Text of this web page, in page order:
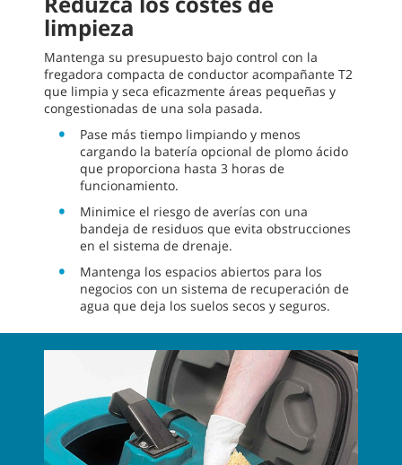
limpieza
Mantenga su presupuesto bajo control con la
fregadora compacta de conductor acompañante T2
que limpia y seca eficazmente áreas pequeñas y
congestionadas de una sola pasada.
Pase más tiempo limpiando y menos
cargando la batería opcional de plomo ácido
que proporciona hasta 3 horas de
funcionamiento.
Minimice el riesgo de averías con una
bandeja de residuos que evita obstrucciones
en el sistema de drenaje.
Mantenga los espacios abiertos para los
negocios con un sistema de recuperación de
agua que deja los suelos secos y seguros.